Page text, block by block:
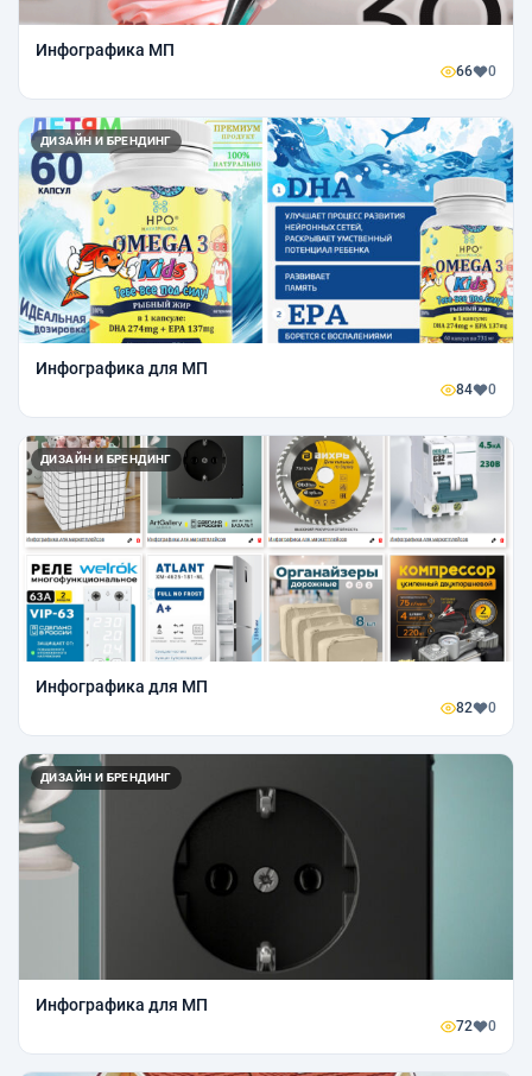
Инфографика МП
66 0
ДИЗАЙН И БРЕНДИНГ
Инфографика для МП
84 0
ДИЗАЙН И БРЕНДИНГ
Инфографика для МП
82 0
ДИЗАЙН И БРЕНДИНГ
Инфографика для МП
72 0